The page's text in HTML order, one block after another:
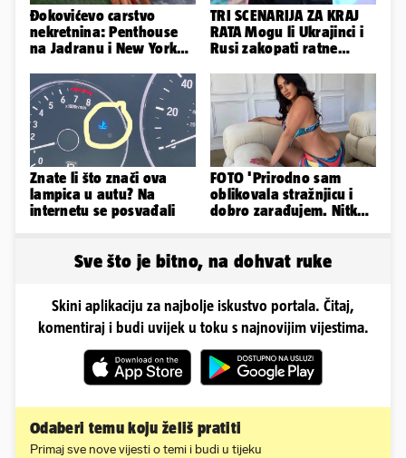
Đokovićevo carstvo
nekretnina: Penthouse
na Jadranu i New Yorku,
TRI SCENARIJA ZA KRAJ
RATA Mogu li Ukrajinci i
Rusi zakopati ratne
Znate li što znači ova
lampica u autu? Na
internetu se posvađali
FOTO 'Prirodno sam
oblikovala stražnjicu i
dobro zarađujem. Nitko
Sve što je bitno, na dohvat ruke
Skini aplikaciju za najbolje iskustvo portala. Čitaj,
komentiraj i budi uvijek u toku s najnovijim vijestima.
Odaberi temu koju želiš pratiti
Primaj sve nove vijesti o temi i budi u tijeku